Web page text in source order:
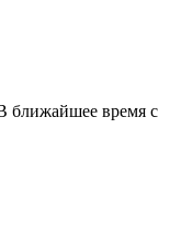
ближайшее время с